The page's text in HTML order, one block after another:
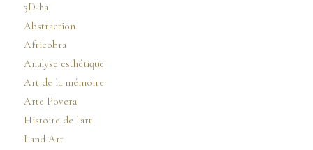
3D-ha
Abstraction
Africobra
Analyse esthétique
Art de la mémoire
Arte Povera
Histoire de l'art
Land Art